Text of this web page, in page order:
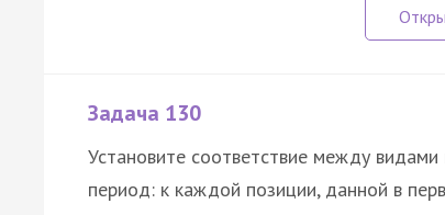
Задача 130
Установите соответствие между
период: к каждой позиции, данной в